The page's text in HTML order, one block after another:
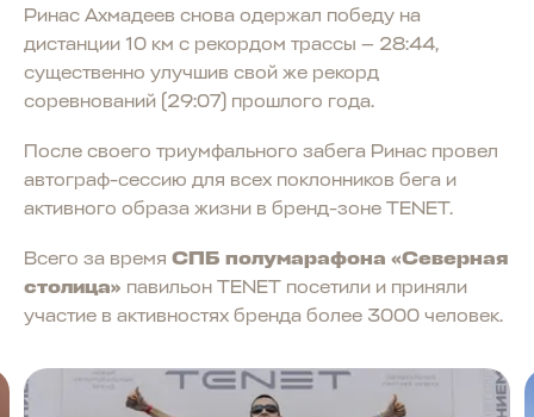
Ринас Ахмадеев снова одержал победу на
дистанции 10 км с рекордом трассы — 28:44,
существенно улучшив свой же рекорд
соревнований (29:07) прошлого года.
После своего триумфального забега Ринас провел
автограф-сессию для всех поклонников бега и
активного образа жизни в бренд-зоне TENET.
Всего за время СПБ полумарафона «Северная
столица» павильон TENET посетили и приняли
участие в активностях бренда более 3000 человек.